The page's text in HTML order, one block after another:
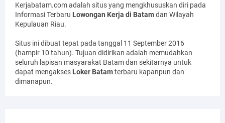
Kerjabatam.com adalah situs yang mengkhususkan diri pada
Informasi Terbaru Lowongan Kerja di Batamdan Wilayah
Kepulauan Riau.
Situs ini dibuat tepat pada tanggal 11 September 2016
(hampir 10 tahun). Tujuan didirikan adalah memudahkan
seluruh lapisan masyarakat Batam dan sekitarnya untuk
dapat mengakses Loker Batamterbaru kapanpun dan
dimanapun.